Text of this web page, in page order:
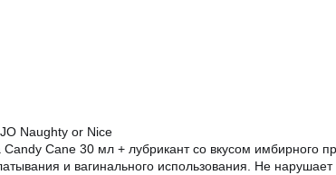
Naughty or Nice
Cane 30 мл + лубрикант со вкусом имбирного
и вагинального использования. Не